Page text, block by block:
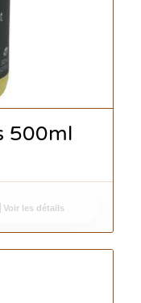
500ml
Voir les détails